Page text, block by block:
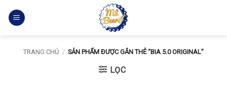
qua
TRANG CHỦ / SẢN PHẨM ĐƯỢC GẮN THẺ “BIA 5.0 ORIGINAL”
LỌC